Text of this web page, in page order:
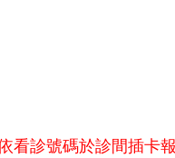
看診號碼於診間插卡報